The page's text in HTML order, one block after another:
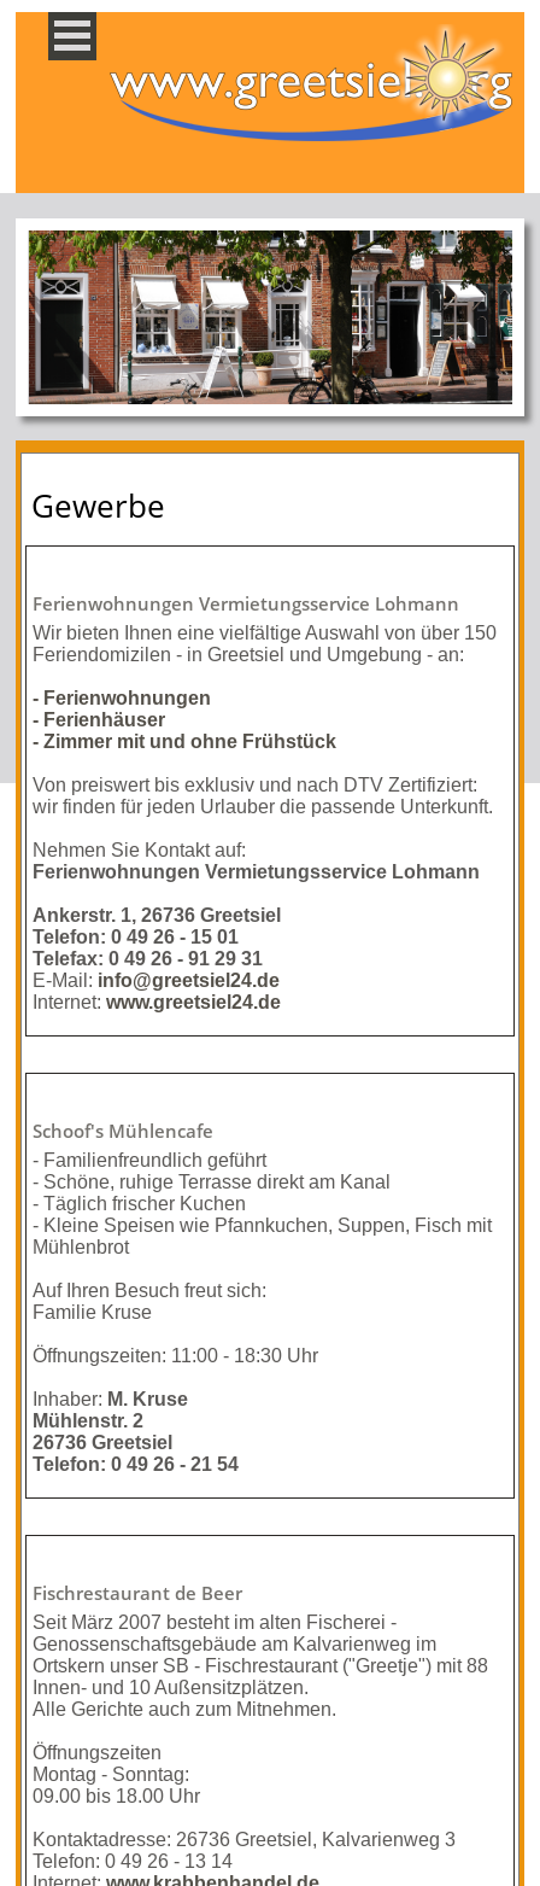
Gewerbe
Ferienwohnungen Vermietungsservice Lohmann
Wir bieten Ihnen eine vielfältige Auswahl von über 150
Feriendomizilen - in Greetsiel und Umgebung - an:
- Ferienwohnungen
- Ferienhäuser
- Zimmer mit und ohne Frühstück
Von preiswert bis exklusiv und nach DTV Zertifiziert:
wir finden für jeden Urlauber die passende Unterkunft.
Nehmen Sie Kontakt auf:
Ferienwohnungen Vermietungsservice Lohmann
Ankerstr. 1, 26736 Greetsiel
Telefon: 0 49 26 - 15 01
Telefax: 0 49 26 - 91 29 31
E-Mail: info@greetsiel24.de
Internet:www.greetsiel24.de
Schoof's Mühlencafe
- Familienfreundlich geführt
- Schöne, ruhige Terrasse direkt am Kanal
- Täglich frischer Kuchen
- Kleine Speisen wie Pfannkuchen, Suppen, Fisch mit
Mühlenbrot
Auf Ihren Besuch freut sich:
Familie Kruse
Öffnungszeiten: 11:00 - 18:30 Uhr
Inhaber: M. Kruse
Mühlenstr. 2
26736 Greetsiel
Telefon: 0 49 26 - 21 54
Fischrestaurant de Beer
Seit März 2007 besteht im alten Fischerei -
Genossenschaftsgebäude am Kalvarienweg im
Ortskern unser SB - Fischrestaurant ("Greetje") mit 88
Innen- und 10 Außensitzplätzen.
Alle Gerichte auch zum Mitnehmen.
Öffnungszeiten
Montag - Sonntag:
09.00 bis 18.00 Uhr
Kontaktadresse: 26736 Greetsiel, Kalvarien­weg 3
Telefon: 0 49 26 - 13 14